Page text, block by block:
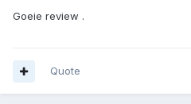
Goeie review .
Quote